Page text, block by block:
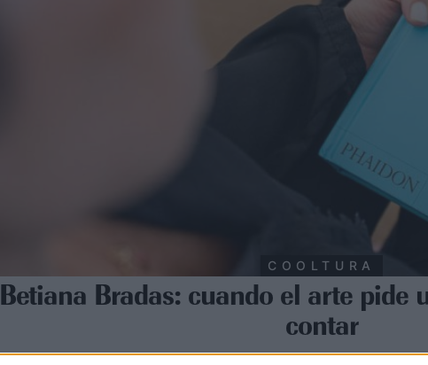
COOLTURA
Betiana Bradas: cuando el arte pide
contar